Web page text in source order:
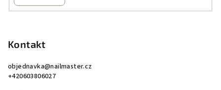
Kontakt
objednavka@nailmaster.cz
+420603806027